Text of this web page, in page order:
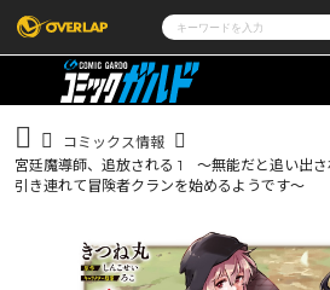
コミック
コミッククリエ
LiQulle
ラ
ロサ
その他
コミックエッセイ
ポケットモンスター
通
会社概要
採用情報
アクセス
オーバーラップホールディングス
オーバーラップ文庫
コミックス情報
宮廷魔導師、追放される 1 ～無能だと追い出
引き連れて冒険者クランを始めるようです～